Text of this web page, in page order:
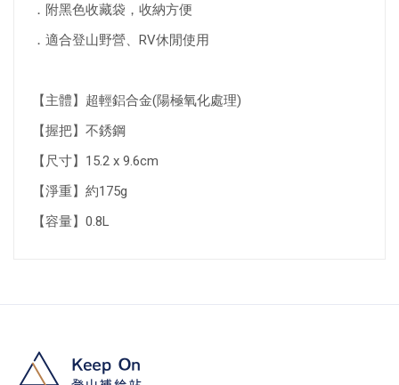
．附黑色收藏袋，收納方便
．適合登山野營、RV休閒使用
【主體】超輕鋁合金(陽極氧化處理)
【握把】不銹鋼
【尺寸】15.2 x 9.6cm
【淨重】約175g
【容量】0.8L